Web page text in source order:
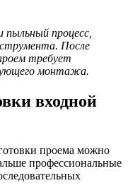
процесс,
После
требует
монтажа.
входной
проема можно
профессиональные